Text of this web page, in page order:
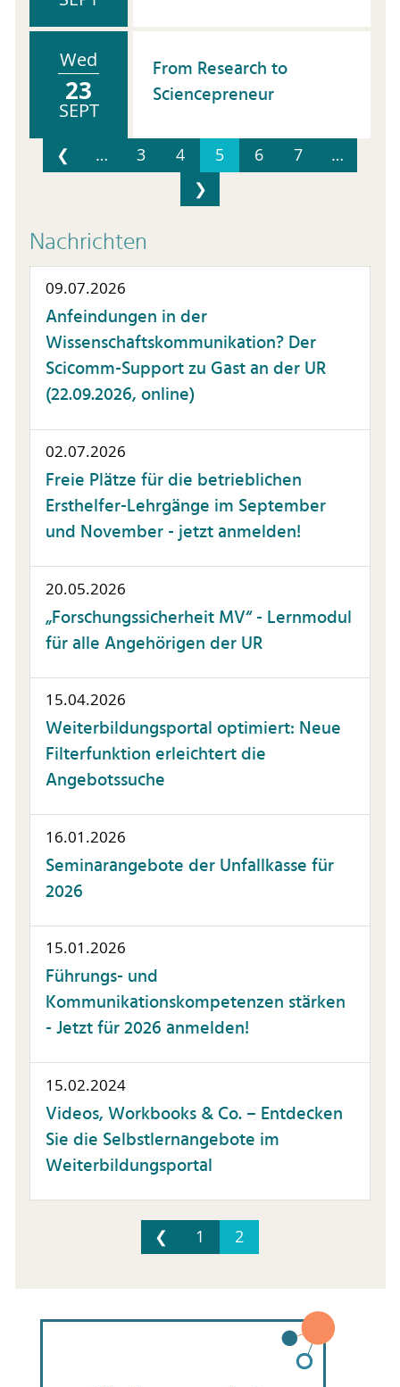
Wed
23
SEPT
From Research to
Sciencepreneur
❮ … 3 4 5 6 7
…
❯
Nachrichten
09.07.2026
Anfeindungen in der
Wissenschaftskommunikation? Der
Scicomm-Support zu Gast an der UR
(22.09.2026, online)
02.07.2026
Freie Plätze für die betrieblichen
Ersthelfer-Lehrgänge im September
und November - jetzt anmelden!
20.05.2026
„Forschungssicherheit MV“ - Lernmodul
für alle Angehörigen der UR
15.04.2026
Weiterbildungsportal optimiert: Neue
Filterfunktion erleichtert die
Angebotssuche
16.01.2026
Seminarangebote der Unfallkasse für
2026
15.01.2026
Führungs- und
Kommunikationskompetenzen stärken
- Jetzt für 2026 anmelden!
15.02.2024
Videos, Workbooks & Co. – Entdecken
Sie die Selbstlernangebote im
Weiterbildungsportal
❮ 1 2